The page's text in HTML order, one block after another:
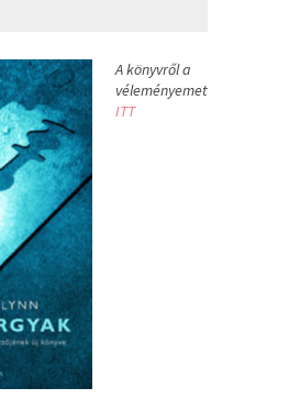
A könyvről a
véleményemet
ITT